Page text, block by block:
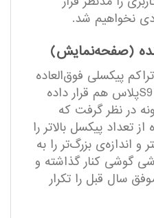
نخواهیم شد.
(صفحه‌نمایش)
که تراکم پیکسلی فوق‌العاده
۵۲۹ در هر اینچ دارد روی S9پلاس هم قرار داده
در نظر گرفت که
تعداد پیکسل بالاتر را
اندازه‌ی بزرگ‌تر را به
گوشی کنار گذاشته و
سال قبل را تکرار